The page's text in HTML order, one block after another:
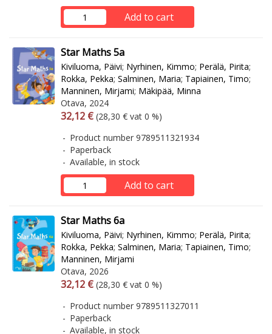
Add to cart
Star Maths 5a
Kiviluoma, Päivi; Nyrhinen, Kimmo; Perälä, Pirita;
Rokka, Pekka; Salminen, Maria; Tapiainen, Timo;
Manninen, Mirjami; Mäkipää, Minna
Otava, 2024
Arvonlisäverollinen hinta
32,12 € Excl. vat
(28,30 € vat 0 %)
Product number 9789511321934
Paperback
Available, in stock
Add to cart
Star Maths 6a
Kiviluoma, Päivi; Nyrhinen, Kimmo; Perälä, Pirita;
Rokka, Pekka; Salminen, Maria; Tapiainen, Timo;
Manninen, Mirjami
Otava, 2026
Arvonlisäverollinen hinta
32,12 € Excl. vat
(28,30 € vat 0 %)
Product number 9789511327011
Paperback
Available, in stock